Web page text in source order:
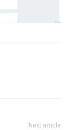
Next article